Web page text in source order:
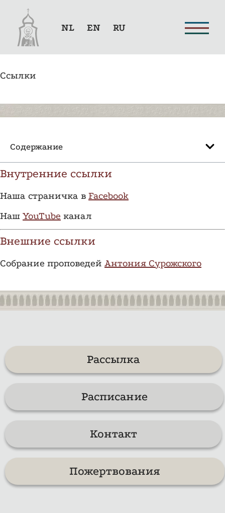
NL EN RU
Ссылки
Содержание
Внутренние ссылки
Наша страничка в Facebook
Наш YouTube канал
Внешние ссылки
Собрание проповедей Антония Сурожского
Рассылка
Расписание
Контакт
Пожертвования